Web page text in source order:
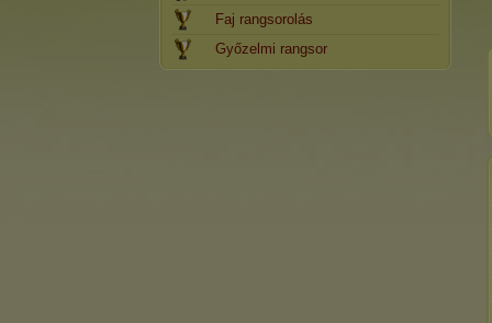
Faj rangsorolás
Győzelmi rangsor